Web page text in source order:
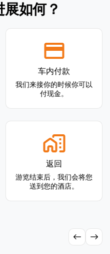
如何？
车内付款
我们来接你的时候你可以
付现金。
返回
游览结束后，我们会将您
送到您的酒店。